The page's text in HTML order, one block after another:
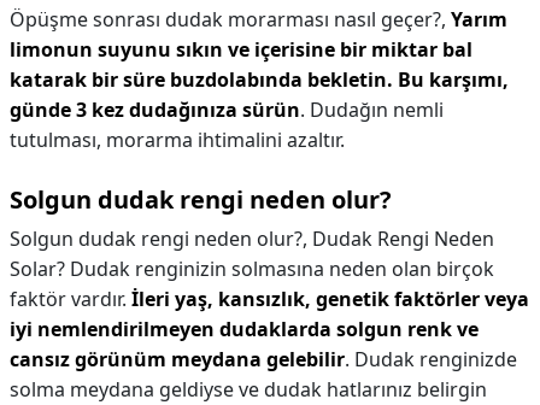
Öpüşme sonrası dudak morarması nasıl geçer?, Yarım
limonun suyunu sıkın ve içerisine bir miktar bal
katarak bir süre buzdolabında bekletin. Bu karşımı,
günde 3 kez dudağınıza sürün. Dudağın nemli
tutulması, morarma ihtimalini azaltır.
Solgun dudak rengi neden olur?
Solgun dudak rengi neden olur?, Dudak Rengi Neden
Solar? Dudak renginizin solmasına neden olan birçok
faktör vardır. İleri yaş, kansızlık, genetik faktörler veya
iyi nemlendirilmeyen dudaklarda solgun renk ve
cansız görünüm meydana gelebilir. Dudak renginizde
solma meydana geldiyse ve dudak hatlarınız belirgin